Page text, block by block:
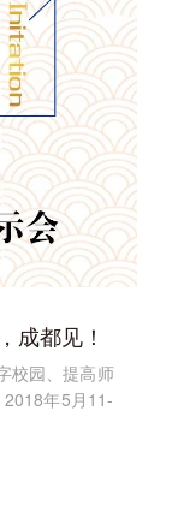
成都见！
校园、提高师
年5月11-